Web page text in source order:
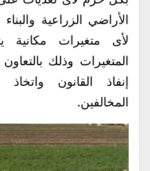
الأراضي الزراعية
لأى متغيرات
المتغيرات وذلك
إنفاذ القانون واتخاذ
المخالفين.